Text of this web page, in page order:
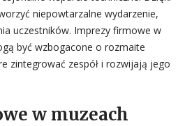
niepowtarzalne wydarzenie,
uczestników. Imprezy firmowe w
być wzbogacone o rozmaite
zintegrować zespół i rozwijają jego
w muzeach